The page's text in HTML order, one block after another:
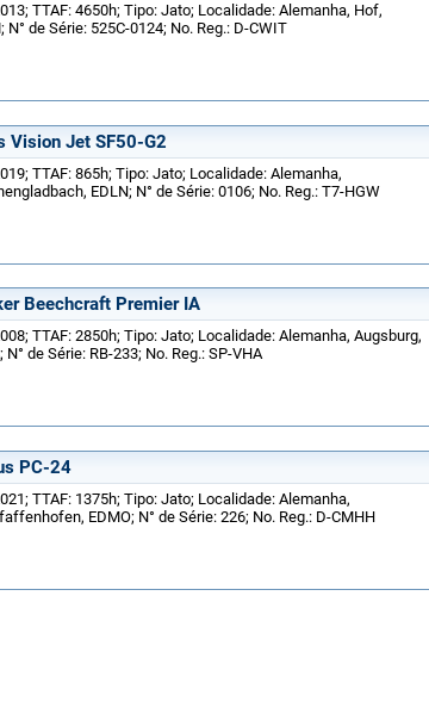
TTAF: 4650h; Tipo: Jato; Localidade: Alemanha, Hof,
N° de Série: 525C-0124; No. Reg.: D-CWIT
Vision Jet SF50-G2
TTAF: 865h; Tipo: Jato; Localidade: Alemanha,
EDLN; N° de Série: 0106; No. Reg.: T7-HGW
Beechcraft Premier IA
TTAF: 2850h; Tipo: Jato; Localidade: Alemanha, Augsburg,
N° de Série: RB-233; No. Reg.: SP-VHA
PC-24
TTAF: 1375h; Tipo: Jato; Localidade: Alemanha,
EDMO; N° de Série: 226; No. Reg.: D-CMHH